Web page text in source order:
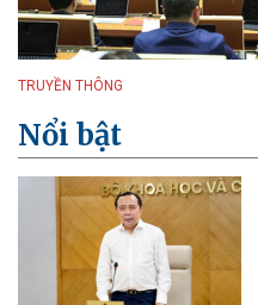
TRUYỀN THÔNG
Nổi bật